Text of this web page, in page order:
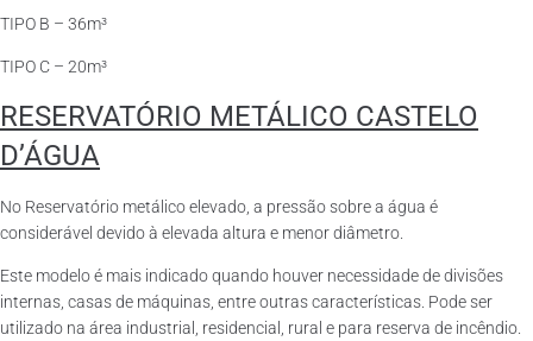
TIPO B – 36m³
TIPO C – 20m³
RESERVATÓRIO METÁLICO CASTELO
D’ÁGUA
No Reservatório metálico elevado, a pressão sobre a água é
considerável devido à elevada altura e menor diâmetro.
Este modelo é mais indicado quando houver necessidade de divisões
internas, casas de máquinas, entre outras características. Pode ser
utilizado na área industrial, residencial, rural e para reserva de incêndio.